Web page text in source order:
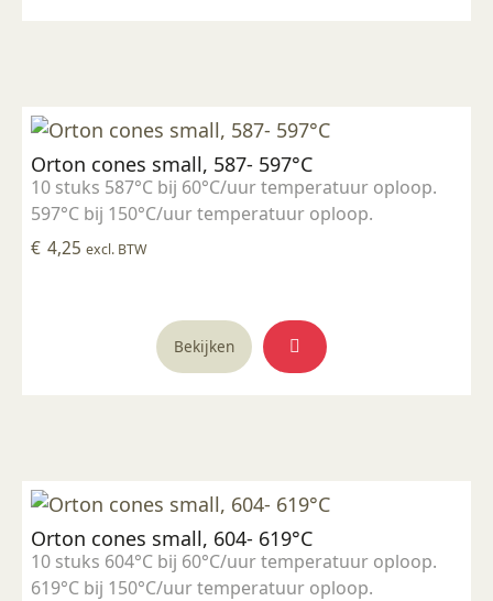
Orton cones small, 587- 597°C
10 stuks 587°C bij 60°C/uur temperatuur oploop.
597°C bij 150°C/uur temperatuur oploop.
€ 4,25 excl. BTW
Bekijken
Orton cones small, 604- 619°C
10 stuks 604°C bij 60°C/uur temperatuur oploop.
619°C bij 150°C/uur temperatuur oploop.